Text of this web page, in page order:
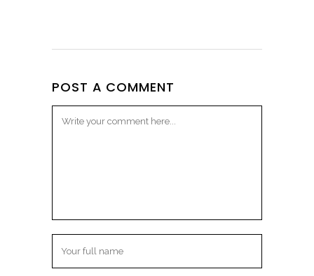
POST A COMMENT